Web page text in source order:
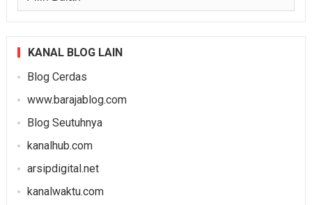
KANAL BLOG LAIN
Blog Cerdas
www.barajablog.com
Blog Seutuhnya
kanalhub.com
arsipdigital.net
kanalwaktu.com